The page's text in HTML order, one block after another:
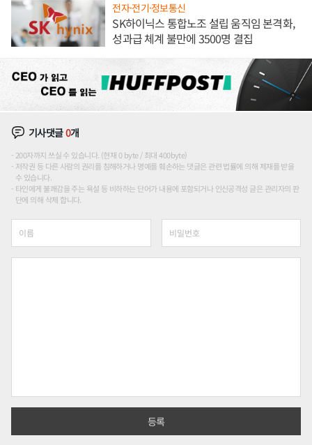
전자·전기·정보통신
SK하이닉스 통합노조 설립 움직임 본격화,
성과급 체계 불만에 3500명 결집
기사댓글0개
200자까지 쓰실 수 있습니다. (현재 0 byte / 최대 400byte)
저작권 등 다른 사람의 권리를 침해하거나 명예를 훼손하는 댓글은 관련 법률에 의해 제재를 받을
수 있습니다.
타인에게 불쾌감을 주는 욕설 등 비하하는 단어가 내용에 포함되거나 인신공격성 글은 관리자의 판
단에 의해 삭제 합니다.